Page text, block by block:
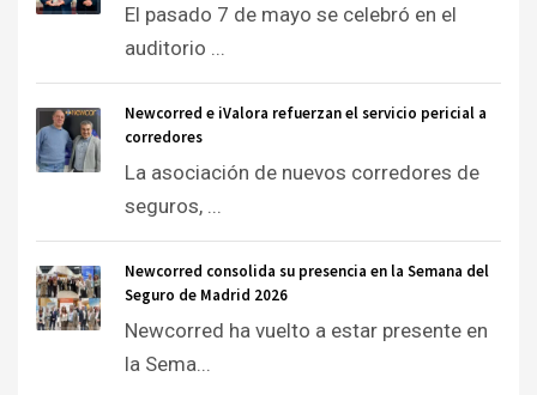
El pasado 7 de mayo se celebró en el
auditorio ...
Newcorred e iValora refuerzan el servicio pericial a
corredores
La asociación de nuevos corredores de
seguros, ...
Newcorred consolida su presencia en la Semana del
Seguro de Madrid 2026
Newcorred ha vuelto a estar presente en
la Sema...